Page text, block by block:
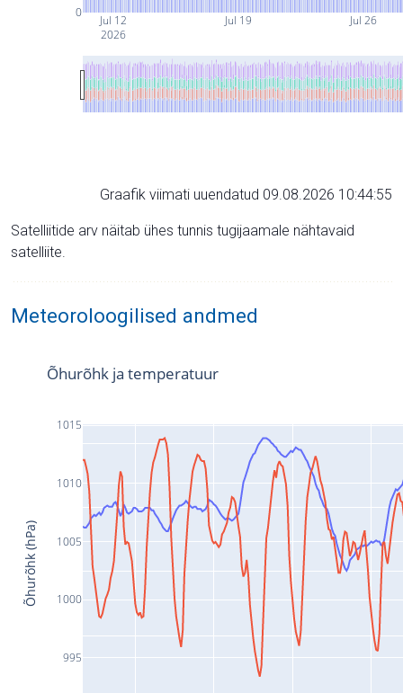
Jul 12
2026
Jul 19 Jul 26
0
Graafik viimati uuendatud 09.08.2026 10:44:55
Satelliitide arv näitab ühes tunnis tugijaamale nähtavaid
satelliite.
Meteoroloogilised andmed
995
1000
1005
1010
1015
Õhurõhk ja temperatuur
Õhurõhk (hPa)